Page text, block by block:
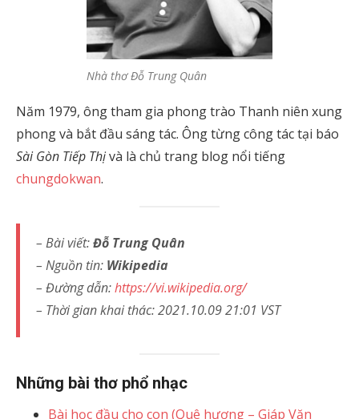
Nhà thơ Đỗ Trung Quân
Năm 1979, ông tham gia phong trào Thanh niên xung
phong và bắt đầu sáng tác. Ông từng công tác tại báo
Sài Gòn Tiếp Thịvà là chủ trang blog nổi tiếng
chungdokwan.
– Bài viết:Đỗ Trung Quân
– Nguồn tin: Wikipedia
– Đường dẫn:https://vi.wikipedia.org/
– Thời gian khai thác: 2021.10.09 21:01 VST
Những bài thơ phổ nhạc
Bài học đầu cho con (Quê hương – Giáp Văn